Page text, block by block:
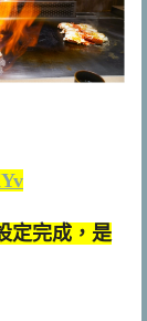
定完成，是